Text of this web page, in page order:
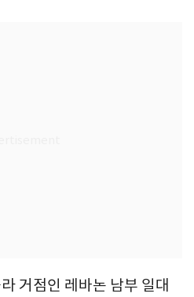
거점인 레바논 남부 일대